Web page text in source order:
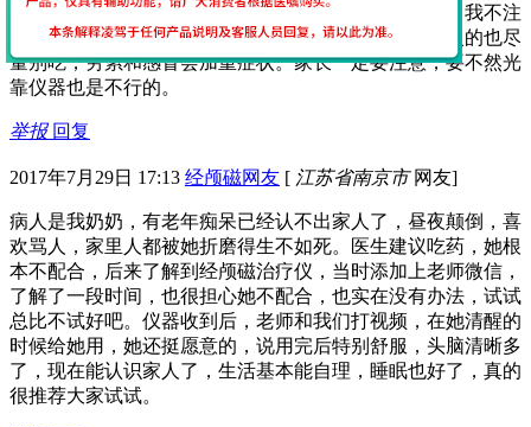
激的不能吃，巧克力、可乐不能喝，喝了会加重症状！我不注
意给孩子喝了，吃过亏了，膨化食品以及牛羊肉等上火的也尽
量别吃，劳累和感冒会加重症状。家长一定要注意，要不然光
靠仪器也是不行的。
举报 回复
2017年7月29日 17:13 经颅磁网友 [ 江苏省南京市网友]
病人是我奶奶，有老年痴呆已经认不出家人了，昼夜颠倒，喜
欢骂人，家里人都被她折磨得生不如死。医生建议吃药，她根
本不配合，后来了解到经颅磁治疗仪，当时添加上老师微信，
了解了一段时间，也很担心她不配合，也实在没有办法，试试
总比不试好吧。仪器收到后，老师和我们打视频，在她清醒的
时候给她用，她还挺愿意的，说用完后特别舒服，头脑清晰多
了，现在能认识家人了，生活基本能自理，睡眠也好了，真的
很推荐大家试试。